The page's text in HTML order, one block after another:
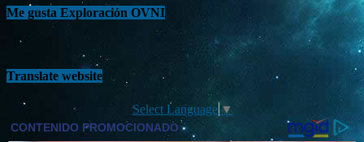
Me gusta Exploración OVNI
Translate website
Select Language ▼